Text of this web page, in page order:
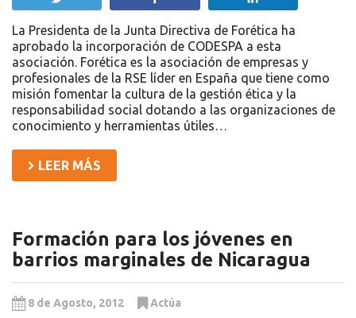
La Presidenta de la Junta Directiva de Forética ha
aprobado la incorporación de CODESPA a esta
asociación. Forética es la asociación de empresas y
profesionales de la RSE líder en España que tiene como
misión fomentar la cultura de la gestión ética y la
responsabilidad social dotando a las organizaciones de
conocimiento y herramientas útiles…
LEER MÁS
Formación para los jóvenes en
barrios marginales de Nicaragua
8 de Agosto, 2012 Actúa